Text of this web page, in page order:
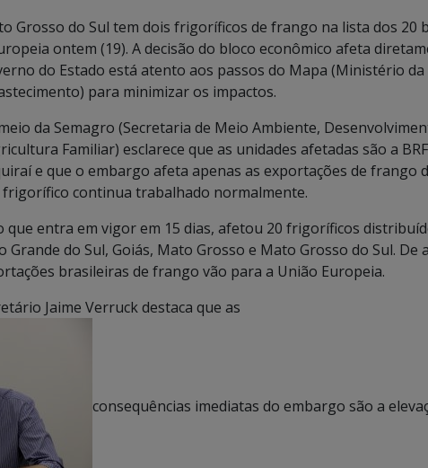
Grosso do Sul tem dois frigoríficos de frango na lista dos 20
ontem (19). A decisão do bloco econômico afeta
do Estado está atento aos passos do Mapa (Ministério da
para minimizar os impactos.
da Semagro (Secretaria de Meio Ambiente,
Familiar) esclarece que as unidades afetadas são a
e que o embargo afeta apenas as exportações de frango
continua trabalhado normalmente.
que entra em vigor em 15 dias, afetou 20 frigoríficos
Grande do Sul, Goiás, Mato Grosso e Mato Grosso do Sul. De
brasileiras de frango vão para a União Europeia.
Jaime Verruck destaca que as
consequências imediatas do embargo são a